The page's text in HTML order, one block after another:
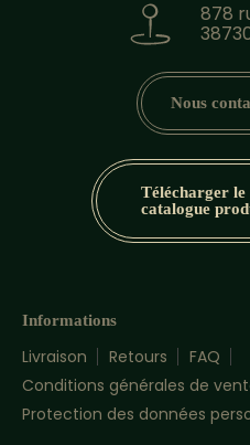
878
Nous
Informations
Livraison Retours
FAQ
Conditions générales de
Protection des données
Télécharger le
catalogue